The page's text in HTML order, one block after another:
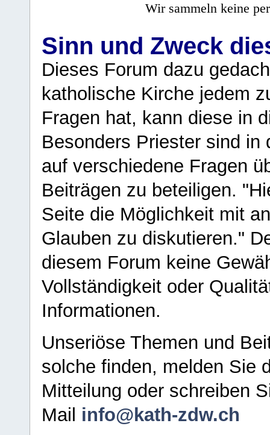
Wir sammeln keine
Sinn und Zweck
Dieses Forum dazu
katholische Kirche jedem
Fragen hat, kann diese in
Besonders Priester sind in
auf verschiedene Fragen
Beiträgen zu beteiligen.
Seite die Möglichkeit mit
Glauben zu diskutieren."
diesem Forum keine
Vollständigkeit oder
Informationen.
Unseriöse Themen und
solche finden, melden Sie
Mitteilung oder schreiben
Mail info@kath-zdw.ch